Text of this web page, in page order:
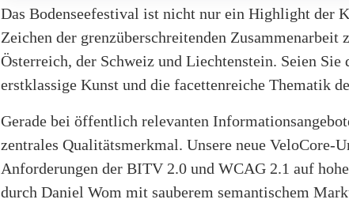
Das Bodenseefestival ist nicht nur ein Highlight der
Zeichen der grenzüberschreitenden Zusammenarbeit
Österreich, der Schweiz und Liechtenstein. Seien Sie
erstklassige Kunst und die facettenreiche Thematik
Gerade bei öffentlich relevanten
zentrales Qualitätsmerkmal. Unsere neue VeloCore-
Anforderungen der BITV 2.0 und WCAG 2.1 auf
durch Daniel Wom mit sauberem semantischem